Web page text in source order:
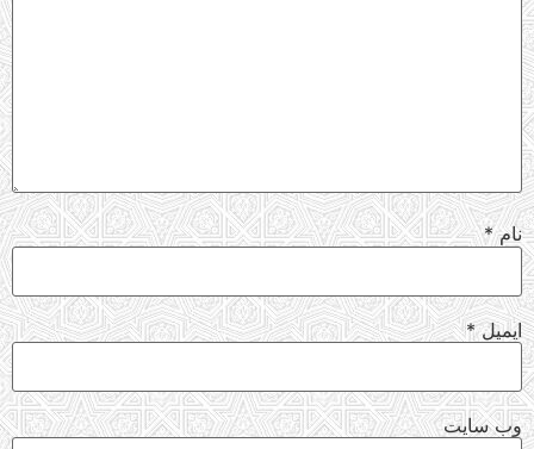
نام*
ایمیل*
وب‌ سایت